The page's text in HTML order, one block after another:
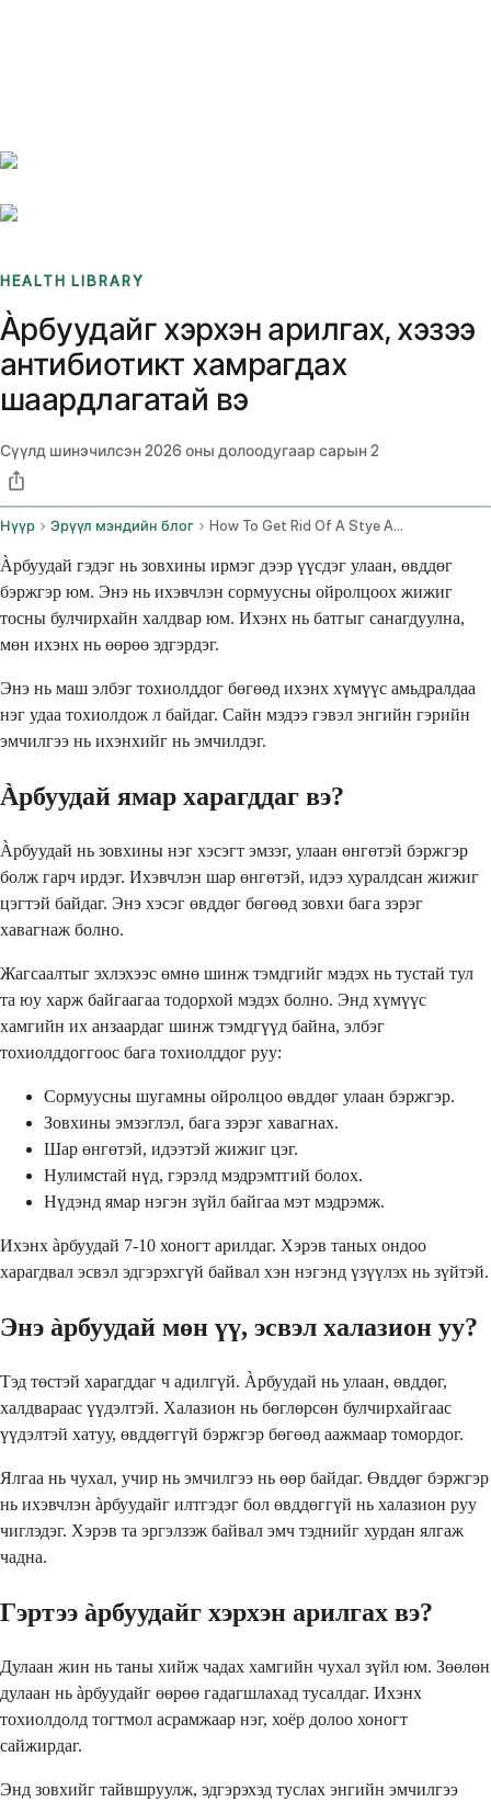
HEALTH LIBRARY
Àрбуудайг хэрхэн арилгах, хэзээ
антибиотикт хамрагдах
шаардлагатай вэ
Сүүлд шинэчилсэн2026 оны долоодугаар сарын 2
Нүүр Эрүүл мэндийн блог How To Get Rid Of A Stye And When You Need Antibiotics
Àрбуудай гэдэг нь зовхины ирмэг дээр үүсдэг улаан, өвддөг
бэржгэр юм. Энэ нь ихэвчлэн сормуусны ойролцоох жижиг
тосны булчирхайн халдвар юм. Ихэнх нь батгыг санагдуулна,
мөн ихэнх нь өөрөө эдгэрдэг.
Энэ нь маш элбэг тохиолддог бөгөөд ихэнх хүмүүс амьдралдаа
нэг удаа тохиолдож л байдаг. Сайн мэдээ гэвэл энгийн гэрийн
эмчилгээ нь ихэнхийг нь эмчилдэг.
Àрбуудай ямар харагддаг вэ?
Àрбуудай нь зовхины нэг хэсэгт эмзэг, улаан өнгөтэй бэржгэр
болж гарч ирдэг. Ихэвчлэн шар өнгөтэй, идээ хуралдсан жижиг
цэгтэй байдаг. Энэ хэсэг өвддөг бөгөөд зовхи бага зэрэг
хавагнаж болно.
Жагсаалтыг эхлэхээс өмнө шинж тэмдгийг мэдэх нь тустай тул
та юу харж байгаагаа тодорхой мэдэх болно. Энд хүмүүс
хамгийн их анзаардаг шинж тэмдгүүд байна, элбэг
тохиолддоггоос бага тохиолддог руу:
Сормуусны шугамны ойролцоо өвддөг улаан бэржгэр.
Зовхины эмзэглэл, бага зэрэг хавагнах.
Шар өнгөтэй, идээтэй жижиг цэг.
Нулимстай нүд, гэрэлд мэдрэмтгий болох.
Нүдэнд ямар нэгэн зүйл байгаа мэт мэдрэмж.
Ихэнх àрбуудай 7-10 хоногт арилдаг. Хэрэв таных ондоо
харагдвал эсвэл эдгэрэхгүй байвал хэн нэгэнд үзүүлэх нь зүйтэй.
Энэ àрбуудай мөн үү, эсвэл халазион уу?
Тэд төстэй харагддаг ч адилгүй. Àрбуудай нь улаан, өвддөг,
халдвараас үүдэлтэй. Халазион нь бөглөрсөн булчирхайгаас
үүдэлтэй хатуу, өвддөггүй бэржгэр бөгөөд аажмаар томордог.
Ялгаа нь чухал, учир нь эмчилгээ нь өөр байдаг. Өвддөг бэржгэр
нь ихэвчлэн àрбуудайг илтгэдэг бол өвддөггүй нь халазион руу
чиглэдэг. Хэрэв та эргэлзэж байвал эмч тэднийг хурдан ялгаж
чадна.
Гэртээ àрбуудайг хэрхэн арилгах вэ?
Дулаан жин нь таны хийж чадах хамгийн чухал зүйл юм. Зөөлөн
дулаан нь àрбуудайг өөрөө гадагшлахад тусалдаг. Ихэнх
тохиолдолд тогтмол асрамжаар нэг, хоёр долоо хоногт
сайжирдаг.
Энд зовхийг тайвшруулж, эдгэрэхэд туслах энгийн эмчилгээ